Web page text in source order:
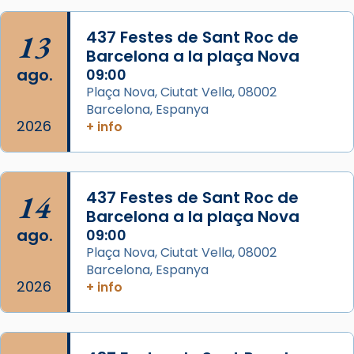
L’arquebisbe de Barcelona, el cardenal Joan
Josep Omella, ha presidit la missa i l’ha
concelebrat el bisbe auxiliar de Barcelona,
Mons. David Abadías.
📸 Dr. G. Simón
Arquebisbat de Barcelona
2 weeks ago
Memòria de les santes Juliana i
Semproniana, verges i màrtirs.
Acompanyant la història de sant Cugat, a
partir de l’Edat Mitjana sorgeix la tradició
que les santes Juliana (“relatiu a Júlia”) i
13
ago.
2026
437 Festes de Sant Roc de
Barcelona a la plaça Nova
09:00
Plaça Nova, Ciutat Vella, 08002
Barcelona, Espanya
+ info
14
ago.
2026
437 Festes de Sant Roc de
Barcelona a la plaça Nova
09:00
Plaça Nova, Ciutat Vella, 08002
Barcelona, Espanya
+ info